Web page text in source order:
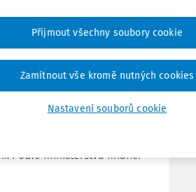
financí tehdy
úspor pro důchodový věk.
příspěvku státu, nebo
i o své vlastní peníze,
Někdy se jim říká
smlouvu o penzijním
budou moct spoření
Podle ministerstva financí
Nastavení souborů cookie
Zamítnout vše kromě nutných cookies
Přijmout všechny soubory cookie